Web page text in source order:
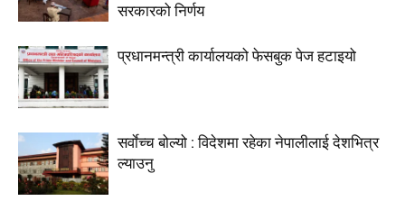
सरकारको निर्णय
प्रधानमन्त्री कार्यालयको फेसबुक पेज हटाइयो
सर्वाेच्च बोल्यो : विदेशमा रहेका नेपालीलाई देशभित्र
ल्याउनु